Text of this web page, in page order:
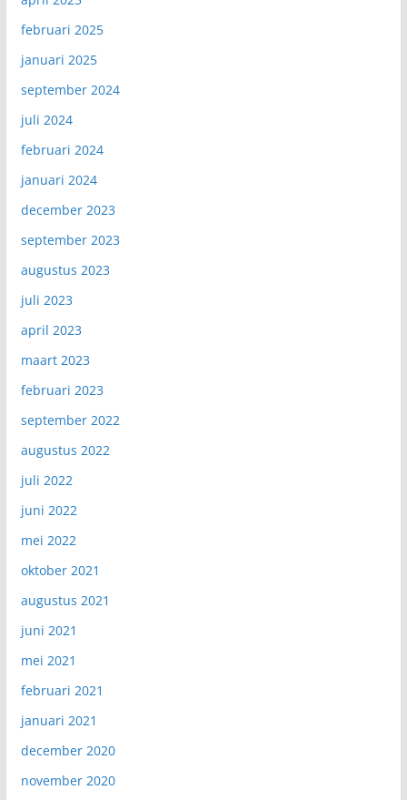
februari 2025
januari 2025
september 2024
juli 2024
februari 2024
januari 2024
december 2023
september 2023
augustus 2023
juli 2023
april 2023
maart 2023
februari 2023
september 2022
augustus 2022
juli 2022
juni 2022
mei 2022
oktober 2021
augustus 2021
juni 2021
mei 2021
februari 2021
januari 2021
december 2020
november 2020